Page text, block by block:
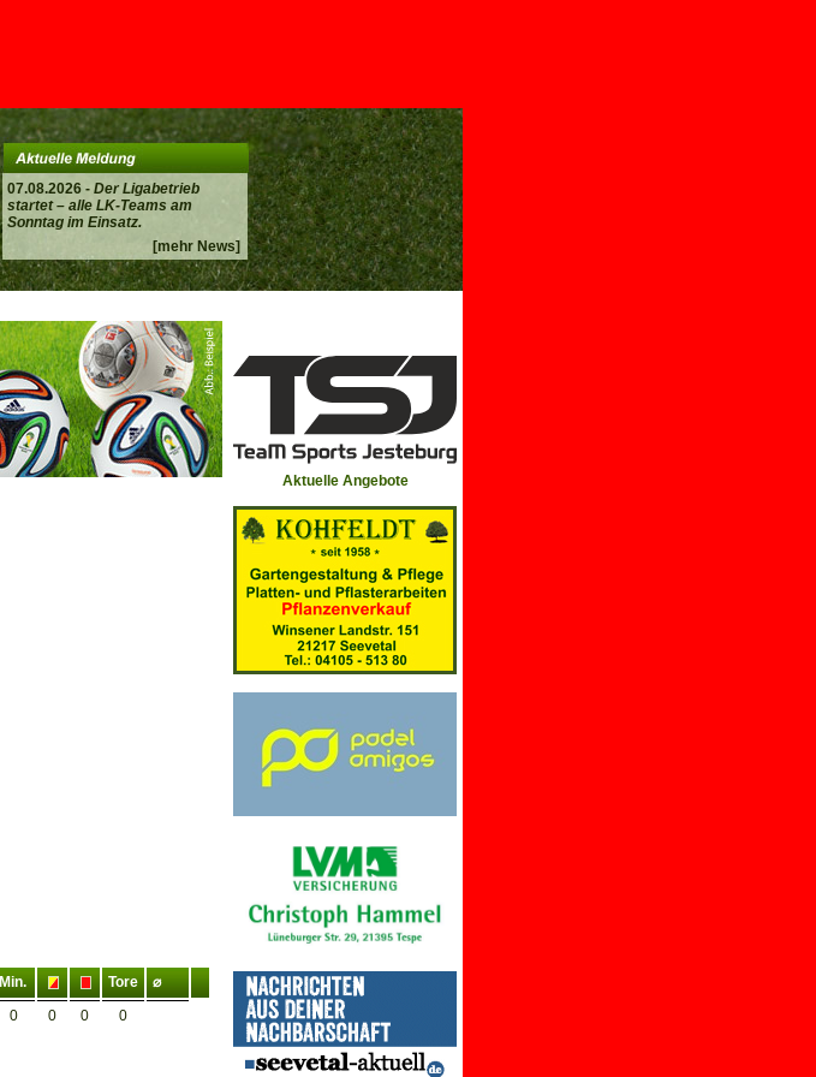
07.08.2026 - Der Ligabetrieb
startet – alle LK-Teams am
Sonntag im Einsatz.
[mehr News]
Min. Tore
⌀
0
0 0 0
Aktuelle Angebote